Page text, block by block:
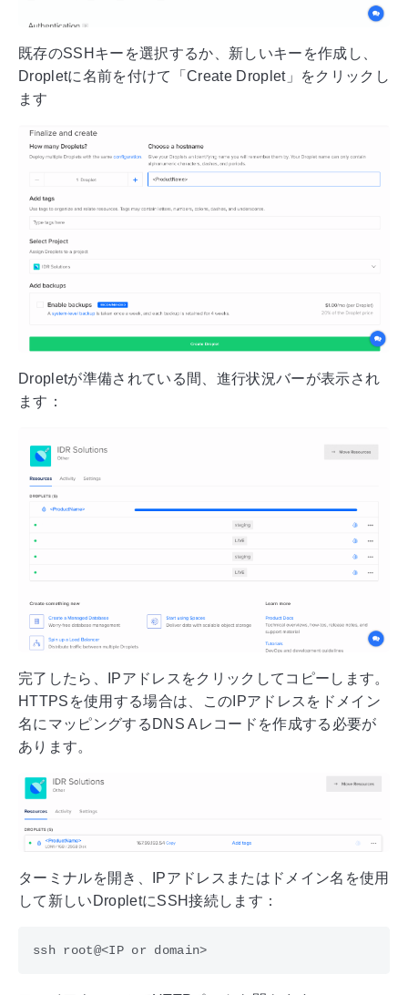
既存のSSHキーを選択するか、新しいキーを作成し、
Dropletに名前を付けて「Create Droplet」をクリックし
ます
Dropletが準備されている間、進行状況バーが表示され
ます：
完了したら、IPアドレスをクリックしてコピーします。
HTTPSを使用する場合は、このIPアドレスをドメイン
名にマッピングするDNS Aレコードを作成する必要が
あります。
ターミナルを開き、IPアドレスまたはドメイン名を使用
して新しいDropletにSSH接続します：